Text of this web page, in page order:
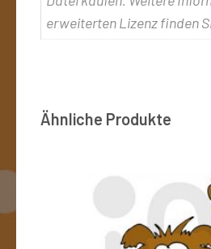
erweiterten Lizenz finden
Ähnliche Produkte